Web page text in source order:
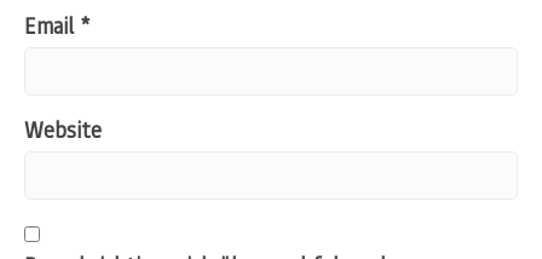
Email *
Website